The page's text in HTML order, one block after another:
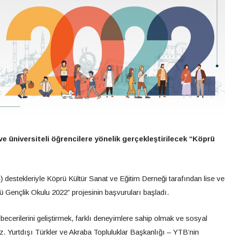
üniversiteli öğrencilere yönelik gerçekleştirilecek “Köprü
destekleriyle Köprü Kültür Sanat ve Eğitim Derneği tarafından lise ve
Okulu 2022” projesinin başvuruları başladı.
geliştirmek, farklı deneyimlere sahip olmak ve sosyal
Türkler ve Akraba Topluluklar Başkanlığı – YTB’nin